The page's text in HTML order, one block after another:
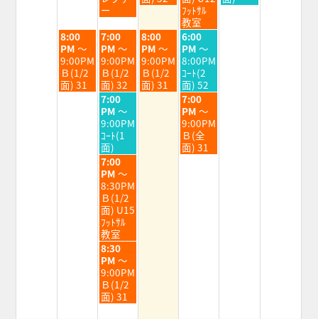
5th
2026
ー
6th
7th
2026
ﾌｯﾄｻﾙ
教室
8th
火
曜
日,
8
月
4th
8:00
PM ～
9:00PM
Ｂ(1/2
面) 31
水
曜
日,
8
月
5th
2026
7:00
PM ～
9:00PM
Ｂ(1/2
面) 32
木
曜
日,
8
月
6th
8:00
PM ～
9:00PM
Ｂ(1/2
面) 31
金
曜
日,
8
月
7th
2026
6:00
PM ～
8:00PM
ｺｰﾄ(2
面) 52
水
曜
日,
8
月
5th
2026
7:00
PM ～
9:00PM
ｺｰﾄ(1
面)
金
曜
日,
8
月
7th
7:00
PM ～
9:00PM
Ｂ(全
面) 31
水
曜
日,
8
月
5th
2026
7:00
PM ～
8:30PM
Ｂ(1/2
面) U15
ﾌｯﾄｻﾙ
教室
水
曜
日,
8
月
5th
8:30
PM ～
9:00PM
Ｂ(1/2
面) 31